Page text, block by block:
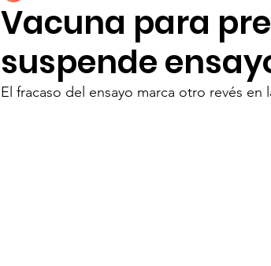
Vacuna para
suspende
El fracaso del ensayo marca otro revés